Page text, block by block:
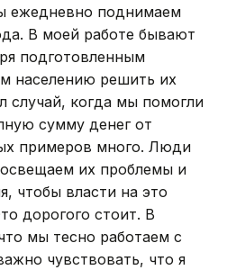
ежедневно поднимаем
В моей работе бывают
подготовленным
населению решить их
когда мы помогли
сумму денег от
примеров много. Люди
их проблемы и
чтобы власти на это
дорогого стоит. В
мы тесно работаем с
чувствовать, что я